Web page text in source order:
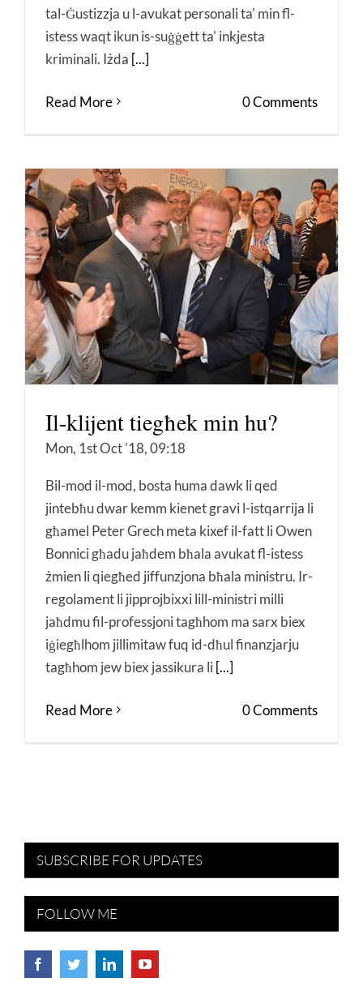
tal-Ġustizzja u l-avukat personali ta' min fl-
istess waqt ikun is-suġġett ta' inkjesta
kriminali. Iżda [...]
Read More 0 Comments
Il-klijent tiegħek min hu?
Mon, 1st Oct '18, 09:18
Bil-mod il-mod, bosta huma dawk li qed
jintebħu dwar kemm kienet gravi l-istqarrija li
għamel Peter Grech meta kixef il-fatt li Owen
Bonnici għadu jaħdem bħala avukat fl-istess
żmien li qiegħed jiffunzjona bħala ministru. Ir-
regolament li jipprojbixxi lill-ministri milli
jaħdmu fil-professjoni tagħhom ma sarx biex
iġiegħlhom jillimitaw fuq id-dħul finanzjarju
tagħhom jew biex jassikura li [...]
Read More 0 Comments
SUBSCRIBE FOR UPDATES
FOLLOW ME